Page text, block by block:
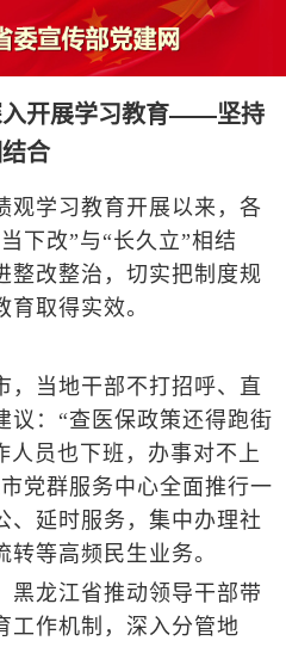
入开展学习教育——坚持
合
学习教育开展以来，各
下改”与“长久立”相结
整改整治，切实把制度规
取得实效。
当地干部不打招呼、直
议：“查医保政策还得跑街
人员也下班，办事对不上
党群服务中心全面推行一
、延时服务，集中办理社
等高频民生业务。
龙江省推动领导干部带
工作机制，深入分管地